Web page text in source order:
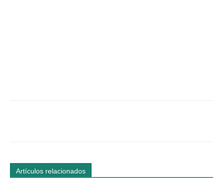
Artículos relacionados